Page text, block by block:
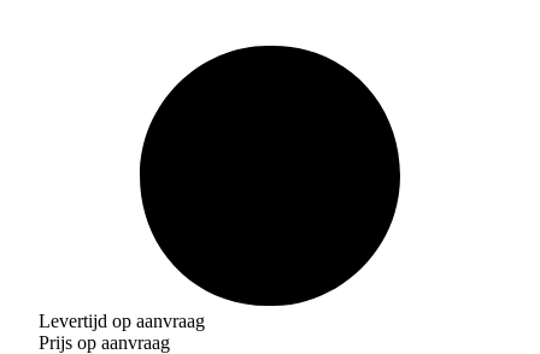
Levertijd op aanvraag
Prijs op aanvraag